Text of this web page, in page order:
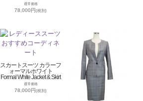
通常価格
78,000円(税別)
スカートスーツ カラーフ
ォーマルホワイト
Formal White Jacket & Skirt
通常価格
78,000円(税別)